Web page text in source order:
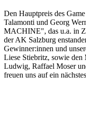
Den Hauptpreis des
Talamonti und Georg
MACHINE", das u.a. in
der AK Salzburg
Gewinner:innen und
Liese Stiebritz, sowie
Ludwig, Raffael Moser
freuen uns auf ein